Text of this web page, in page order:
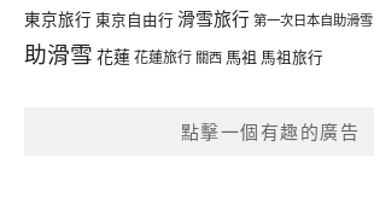
東京旅行 東京自由行 滑雪旅行 第一次日本自助滑雪
助滑雪 花蓮花蓮旅行 關西 馬祖 馬祖旅行
點擊一個有趣的廣告